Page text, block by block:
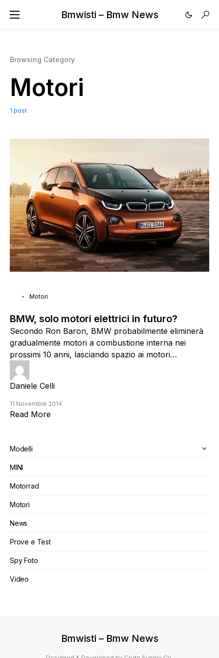
Bmwisti – Bmw News
Browsing Category
Motori
1 post
Motori
BMW, solo motori elettrici in futuro?
Secondo Ron Baron, BMW probabilmente eliminerà
gradualmente motori a combustione interna nei
prossimi 10 anni, lasciando spazio ai motori…
Daniele Celli
11 Novembre 2014
Read More
Modelli
MINI
Motorrad
Motori
News
Prove e Test
Spy Foto
Video
Bmwisti – Bmw News